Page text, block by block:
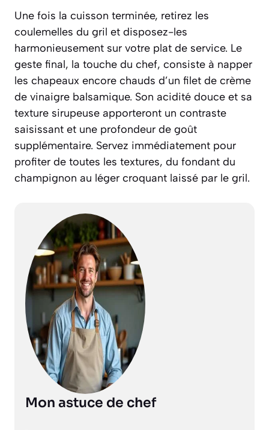
Une fois la cuisson terminée, retirez les
coulemelles du gril et disposez-les
harmonieusement sur votre plat de service. Le
geste final, la touche du chef, consiste à napper
les chapeaux encore chauds d’un filet de crème
de vinaigre balsamique. Son acidité douce et sa
texture sirupeuse apporteront un contraste
saisissant et une profondeur de goût
supplémentaire. Servez immédiatement pour
profiter de toutes les textures, du fondant du
champignon au léger croquant laissé par le gril.
Mon astuce de chef